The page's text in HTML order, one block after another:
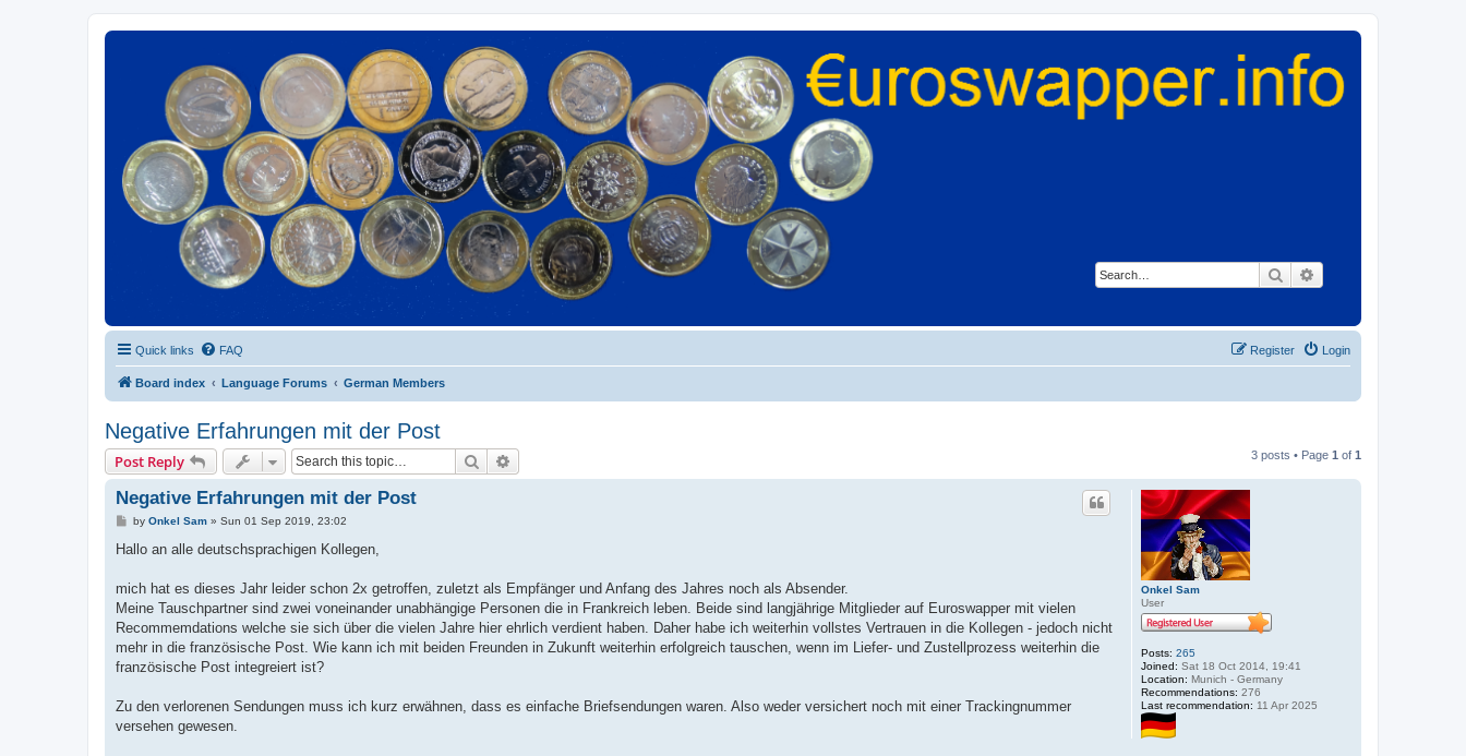
Search
Euroswapper
Euroswapper.info
Quick links FAQ Login
Register
Board index Language Forums German Members
Negative Erfahrungen mit der Post
Post Reply Search 3 posts • Page 1 of 1
Onkel Sam
User
Posts: 265
Joined: Sat 18 Oct 2014, 19:41
Location: Munich - Germany
Recommendations: 276
Last recommendation: 11 Apr 2025
Negative Erfahrungen mit der Post
P
s
by Onkel Sam» Sun 01 Sep 2019, 23:02
Hallo an alle deutschsprachigen Kollegen,
mich hat es dieses Jahr leider schon 2x getroffen, zuletzt als Empfänger und Anfang des Jahres noch als Absender.
Meine Tauschpartner sind zwei voneinander unabhängige Personen die in Frankreich leben. Beide sind langjährige Mitglieder auf Euroswapper mit vielen
Recommemdations welche sie sich über die vielen Jahre hier ehrlich verdient haben. Daher habe ich weiterhin vollstes Vertrauen in die Kollegen - jedoch nicht
mehr in die französische Post. Wie kann ich mit beiden Freunden in Zukunft weiterhin erfolgreich tauschen, wenn im Liefer- und Zustellprozess weiterhin die
französische Post integreiert ist?
Zu den verlorenen Sendungen muss ich kurz erwähnen, dass es einfache Briefsendungen waren. Also weder versichert noch mit einer Trackingnummer
versehen gewesen.